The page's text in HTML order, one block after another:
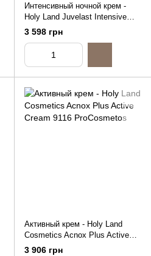
Интенсивный ночной крем -
Holy Land Juvelast Intensive
Night Cream, 50ml
3 598 грн
Активный крем - Holy Land
Cosmetics Acnox Plus Active
Cream, 50ml
3 906 грн